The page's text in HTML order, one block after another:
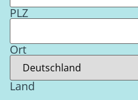
PLZ
Ort
Land